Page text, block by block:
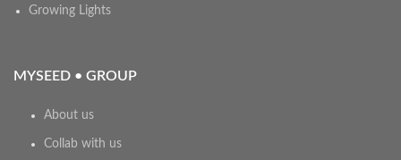
Growing Lights
MYSEED • GROUP
About us
Collab with us